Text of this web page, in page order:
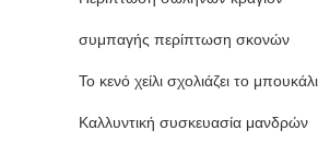
συμπαγής περίπτωση σκονών
Το κενό χείλι σχολιάζει το μπουκάλι
Καλλυντική συσκευασία μανδρών